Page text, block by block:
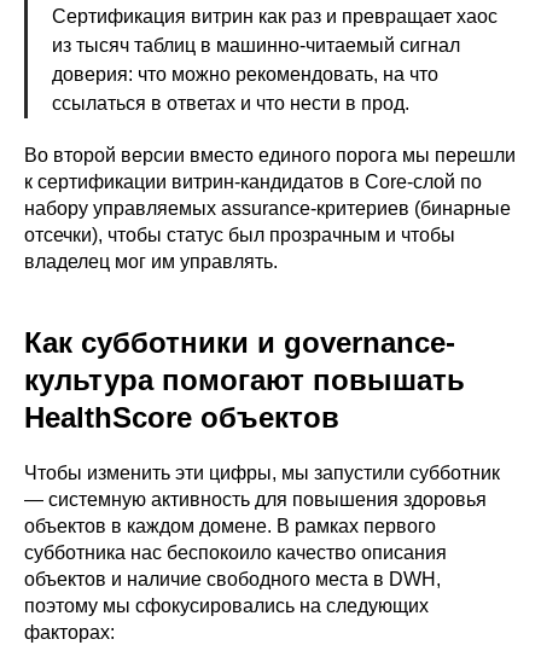
Сертификация витрин как раз и превращает хаос
из тысяч таблиц в машинно-читаемый сигнал
доверия: что можно рекомендовать, на что
ссылаться в ответах и что нести в прод.
Во второй версии вместо единого порога мы перешли
к сертификации витрин-кандидатов в Core-слой по
набору управляемых assurance-критериев (бинарные
отсечки), чтобы статус был прозрачным и чтобы
владелец мог им управлять.
Как субботники и governance-
культура помогают повышать
HealthScore объектов
Чтобы изменить эти цифры, мы запустили субботник
— системную активность для повышения здоровья
объектов в каждом домене. В рамках первого
субботника нас беспокоило качество описания
объектов и наличие свободного места в DWH,
поэтому мы сфокусировались на следующих
факторах: